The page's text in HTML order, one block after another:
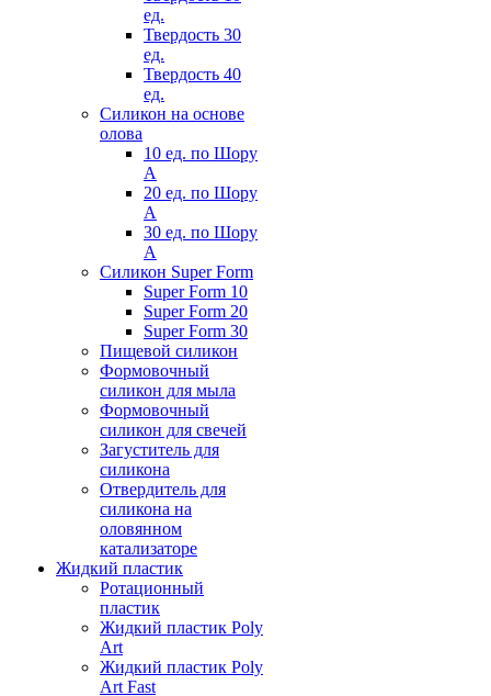
ед.
Твердость 30
ед.
Твердость 40
ед.
Силикон на основе
олова
10 ед. по Шору
А
20 ед. по Шору
А
30 ед. по Шору
А
Силикон Super Form
Super Form 10
Super Form 20
Super Form 30
Пищевой силикон
Формовочный
силикон для мыла
Формовочный
силикон для свечей
Загуститель для
силикона
Отвердитель для
силикона на
оловянном
катализаторе
Жидкий пластик
Ротационный
пластик
Жидкий пластик Poly
Art
Жидкий пластик Poly
Art Fast